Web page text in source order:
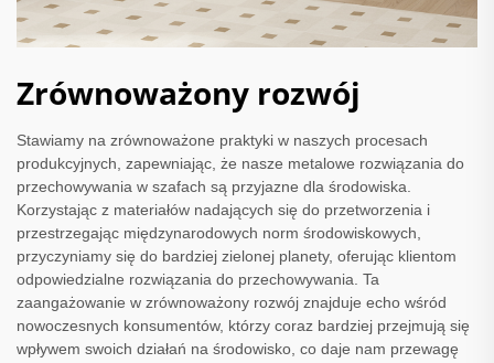
Zrównoważony rozwój
Stawiamy na zrównoważone praktyki w naszych procesach
produkcyjnych, zapewniając, że nasze metalowe rozwiązania do
przechowywania w szafach są przyjazne dla środowiska.
Korzystając z materiałów nadających się do przetworzenia i
przestrzegając międzynarodowych norm środowiskowych,
przyczyniamy się do bardziej zielonej planety, oferując klientom
odpowiedzialne rozwiązania do przechowywania. Ta
zaangażowanie w zrównoważony rozwój znajduje echo wśród
nowoczesnych konsumentów, którzy coraz bardziej przejmują się
wpływem swoich działań na środowisko, co daje nam przewagę